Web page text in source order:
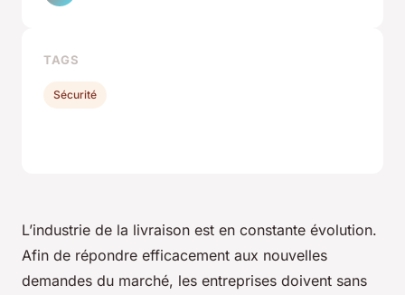
L’industrie de la livraison est en constante évolution.
Afin de répondre efficacement aux nouvelles
demandes du marché, les entreprises doivent sans
TAGS
Sécurité